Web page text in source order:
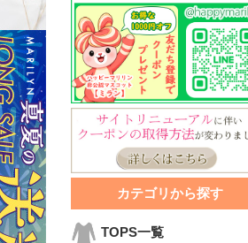
カテゴリから探す
TOPS一覧